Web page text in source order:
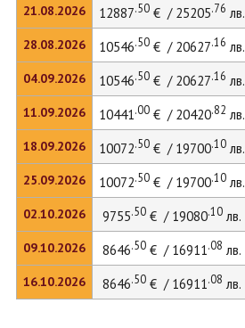
21.08.2026
28.08.2026
04.09.2026
11.09.2026
18.09.2026
25.09.2026
02.10.2026
09.10.2026
16.10.2026
12887.50€ / 25205.76 лв.
10546.50€ / 20627.16 лв.
10546.50€ / 20627.16 лв.
10441.00€ / 20420.82 лв.
10072.50€ / 19700.10лв.
10072.50€ / 19700.10лв.
9755.50€ / 19080.10лв.
8646.50€ / 16911.08 лв.
8646.50€ / 16911.08 лв.